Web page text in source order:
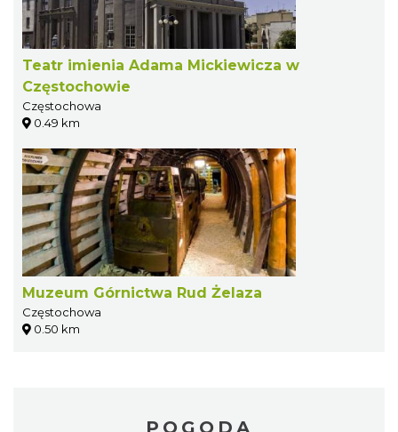
Teatr imienia Adama Mickiewicza w
Częstochowie
Częstochowa
0.49 km
Muzeum Górnictwa Rud Żelaza
Częstochowa
0.50 km